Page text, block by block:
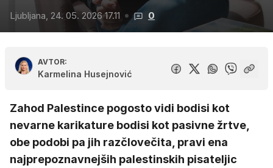
Ljubljana, 24. 05. 2026 17.11 0
AVTOR:
Karmelina Husejnović
Zahod Palestince pogosto vidi bodisi kot
nevarne karikature bodisi kot pasivne žrtve,
obe podobi pa jih razčlovečita, pravi ena
najprepoznavnejših palestinskih pisateljic